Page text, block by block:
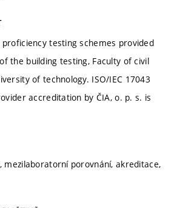
testing schemes provided
the building testing, Faculty of civil
of technology. ISO/IEC 17043
accreditation by ČIA, o. p. s. is
mezilaboratorní porovnání, akreditace,